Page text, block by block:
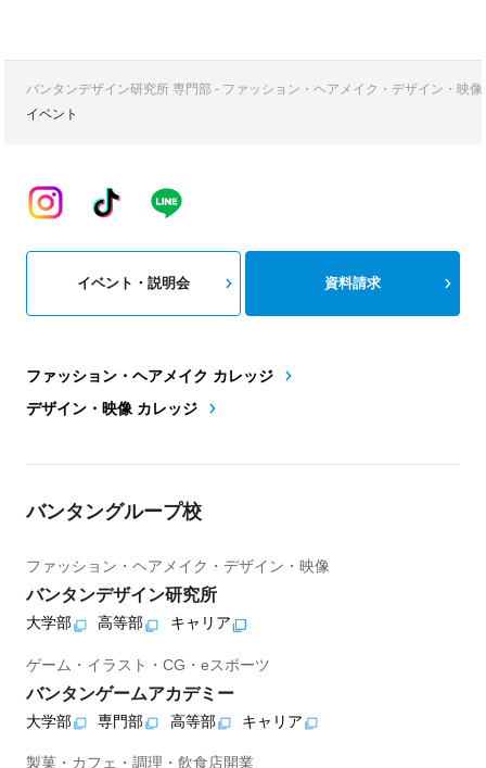
バンタンデザイン研究所 専門部 - ファッション・ヘアメイク・デザイン・映
イベント
ファッション・ヘアメイク カレッジ
デザイン・映像 カレッジ
イベント・説明会 資料請求
バンタングループ校
ファッション・ヘアメイク・デザイン・映像
バンタンデザイン研究所
大学部 高等部 キャリア
ゲーム・イラスト・CG・eスポーツ
バンタンゲームアカデミー
大学部 専門部 高等部 キャリア
製菓・カフェ・調理・飲食店開業